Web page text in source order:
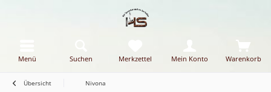
Menü Warenkorb
Merkzettel Mein Konto
Suchen
Übersicht Nivona